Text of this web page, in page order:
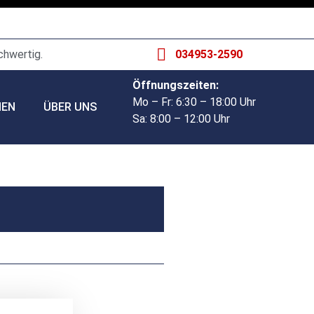
034953-2590
ÜBER UNS
Öffnungszeiten:
Mo – Fr: 6:30 – 18:00 Uhr
Sa: 8:00 – 12:00 Uhr